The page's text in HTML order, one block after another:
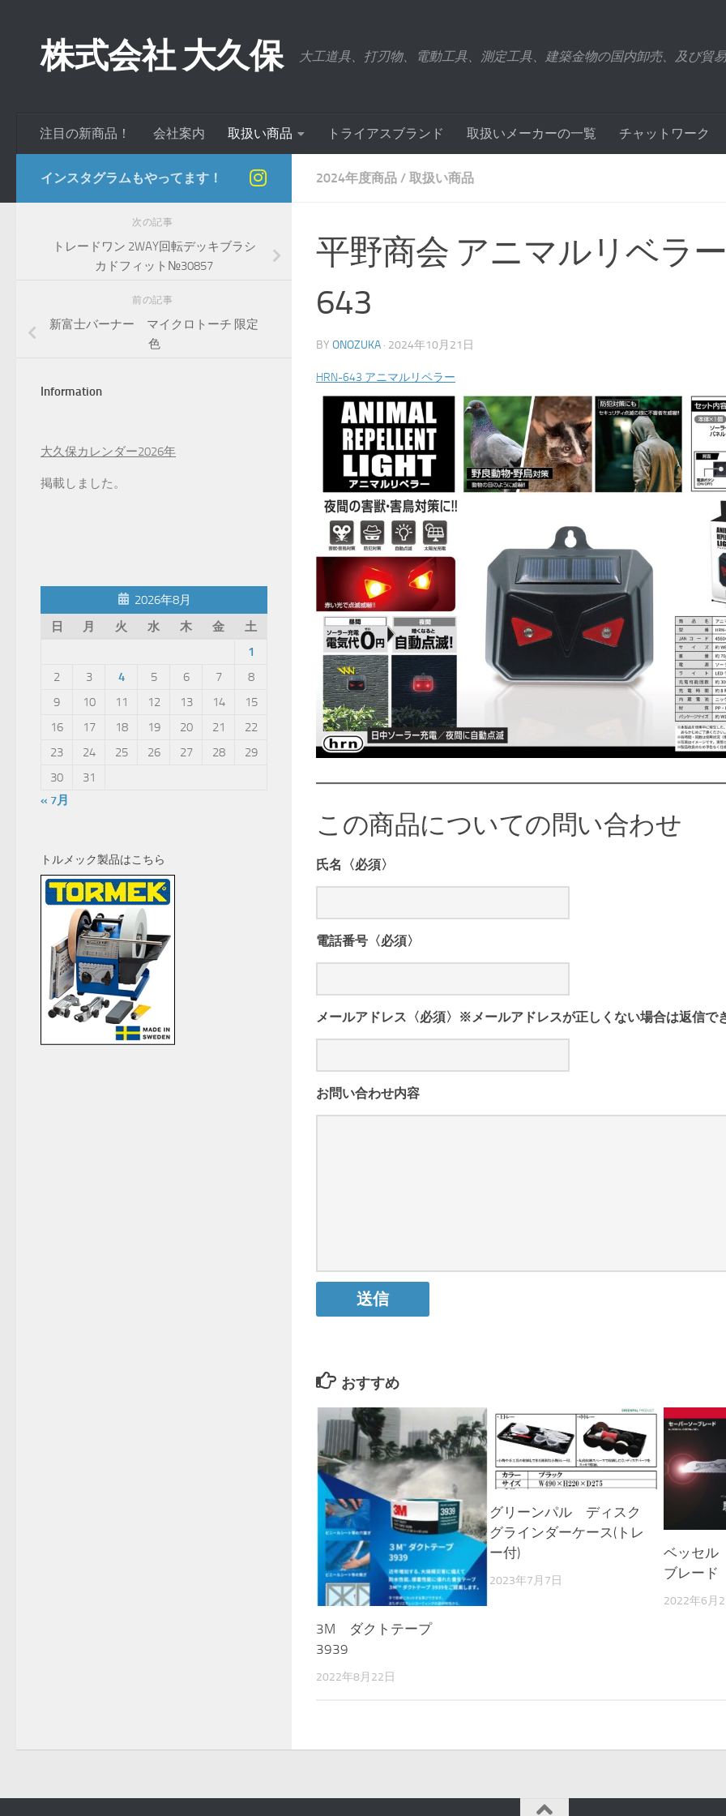
株式会社 大久保 大工道具、打刃物、電動工具、測定工具、建築金物の国内卸売、及び貿
注目の新商品！ 会社案内 取扱い商品 トライアスブランド 取扱いメーカーの一覧 チャットワーク
2024年度商品 / 取扱い商品
平野商会 アニマルリベラ
643
BY ONOZUKA · 2024年10月21日
HRN-643 アニマルリペラー
この商品についての問い合わせ
氏名〈必須〉
電話番号〈必須〉
メールアドレス〈必須〉※メールアドレスが正しくない場合は返信で
お問い合わせ内容
おすすめ
3M ダクトテープ
3939
2022年8月22日
グリーンパル ディスク
グラインダーケース(トレ
ー付)
2023年7月7日
ベッセ
ブレード
2022年6月
インスタグラムもやってます！
次の記事
トレードワン 2WAY回転デッキブラシ
カドフィット№30857
前の記事
新富士バーナー マイクロトーチ 限定
色
Information
大久保カレンダー2026年
掲載しました。
2026年8月
日
月 火 水 木 金
土
1
2
3 4 5 6 7
8
9
10 11 12 13 14
15
16
17 18 19 20 21
22
23
24 25 26 27 28
29
30
31
« 7月
トルメック製品はこちら